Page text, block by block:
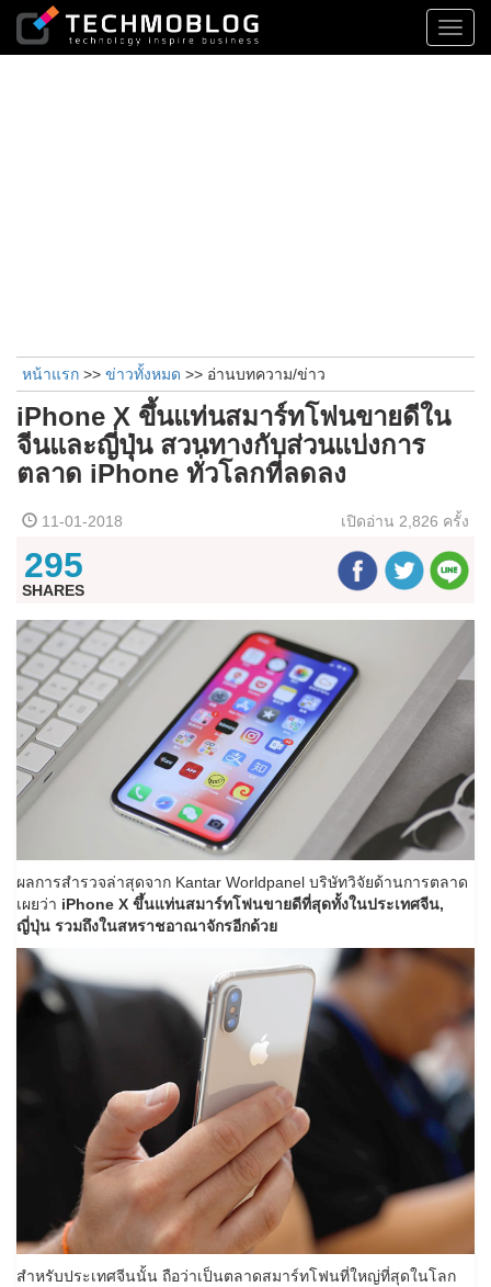
หน้าแรก >> ข่าวทั้งหมด >> อ่านบทความ/ข่าว
iPhone X ขึ้นแท่นสมาร์ทโฟนขายดีใน
จีนและญี่ปุ่น สวนทางกับส่วนแบ่งการ
ตลาด iPhone ทั่วโลกที่ลดลง
11-01-2018 เปิดอ่าน 2,826 ครั้ง
295
SHARES
ผลการสำรวจล่าสุดจาก Kantar Worldpanel บริษัทวิจัยด้านการตลาด
เผยว่า iPhone X ขึ้นแท่นสมาร์ทโฟนขายดีที่สุดทั้งในประเทศจีน,
ญี่ปุ่น รวมถึงในสหราชอาณาจักรอีกด้วย
สำหรับประเทศจีนนั้น ถือว่าเป็นตลาดสมาร์ทโฟนที่ใหญ่ที่สุดในโลก